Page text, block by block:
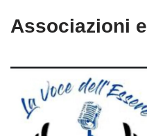
Associazioni